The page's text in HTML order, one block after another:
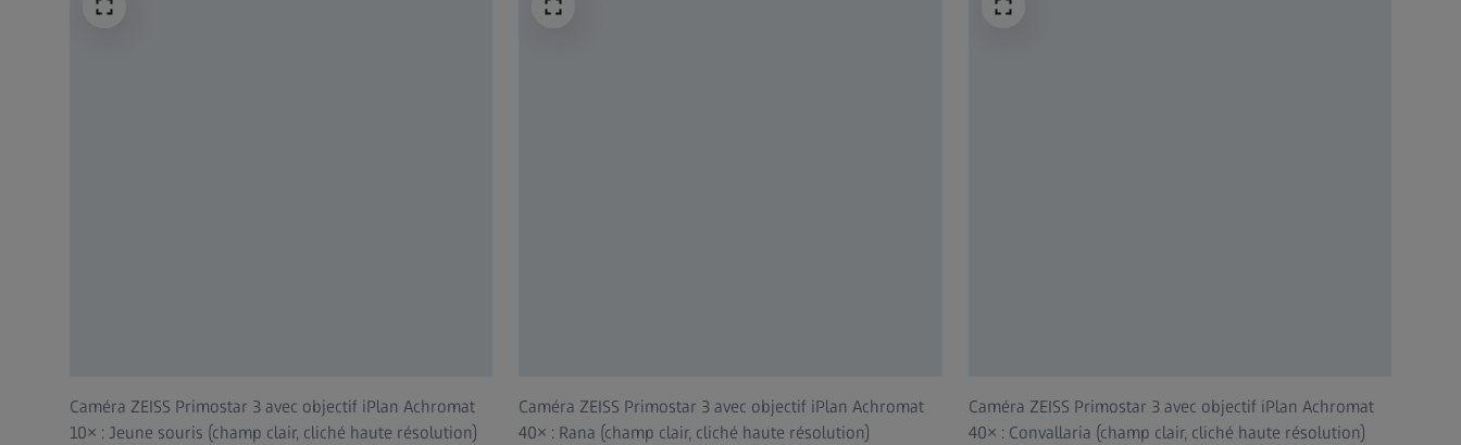
Caméra ZEISS Primostar 3 avec objectif iPlan Achromat
10× : Jeune souris (champ clair, cliché haute résolution)
Caméra ZEISS Primostar 3 avec objectif iPlan Achromat
40× : Rana (champ clair, cliché haute résolution)
Caméra ZEISS Primostar 3 avec objectif iPlan Achromat
40× : Convallaria (champ clair, cliché haute résolution)